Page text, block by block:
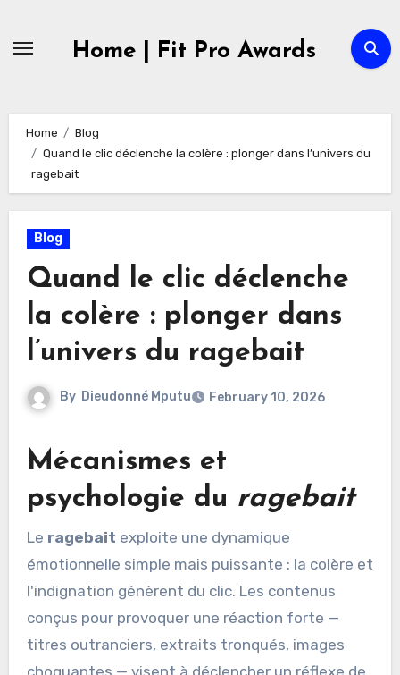
Home | Fit Pro Awards
Home
Blog
Quand le clic déclenche la colère : plonger dans l’univers du
ragebait
Blog
Quand le clic déclenche
la colère : plonger dans
l’univers du ragebait
By Dieudonné Mputu February 10, 2026
Mécanismes et
psychologie du ragebait
Le ragebait exploite une dynamique
émotionnelle simple mais puissante : la colère et
l'indignation génèrent du clic. Les contenus
conçus pour provoquer une réaction forte —
titres outranciers, extraits tronqués, images
choquantes — visent à déclencher un réflexe de